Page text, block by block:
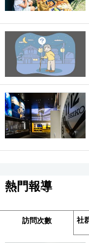
熱門報導
訪問次數
社